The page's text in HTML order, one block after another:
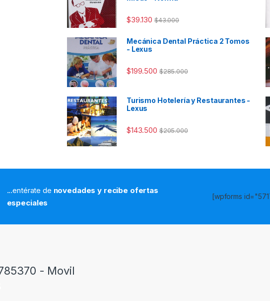
$39.130 $43.000
Mecánica Dental Práctica 2 Tomos
- Lexus
$199.500 $285.000
Turismo Hotelería y Restaurantes -
Lexus
$143.500 $205.000
...entérate de novedades y recibe ofertas
especiales
[wpforms
- Movil